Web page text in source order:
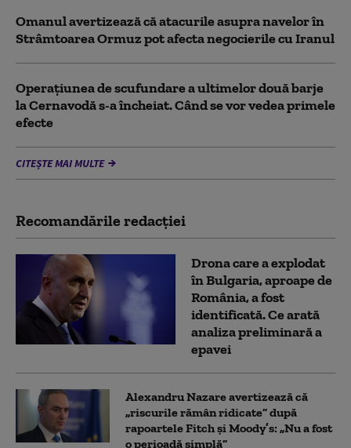
Omanul avertizează că atacurile asupra navelor în
Strâmtoarea Ormuz pot afecta negocierile cu Iranul
Operațiunea de scufundare a ultimelor două barje
la Cernavodă s-a încheiat. Când se vor vedea primele
efecte
CITEȘTE MAI MULTE
Recomandările redacţiei
Drona care a explodat
în Bulgaria, aproape de
România, a fost
identificată. Ce arată
analiza preliminară a
epavei
Alexandru Nazare avertizează că
„riscurile rămân ridicate” după
rapoartele Fitch și Moody’s: „Nu a fost
o perioadă simplă”